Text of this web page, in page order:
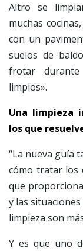
Altro se
muchas
con un
suelos de
frotar
limpios».
Una limpieza
los que
“La nueva guía
cómo tratar los
que
y las
limpieza son
Y es que uno